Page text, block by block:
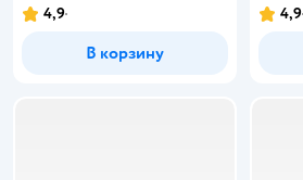
4,9
В корзину
4,9